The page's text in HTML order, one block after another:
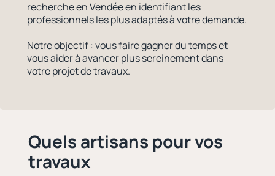
recherche en Vendée en identifiant les
professionnels les plus adaptés à votre demande.
Notre objectif : vous faire gagner du temps et
vous aider à avancer plus sereinement dans
votre projet de travaux.
Quels artisans pour vos
travaux